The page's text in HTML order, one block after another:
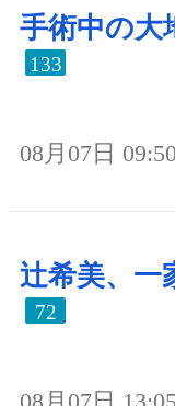
手術中の大
133
08月07日 09:50
辻希美、一
72